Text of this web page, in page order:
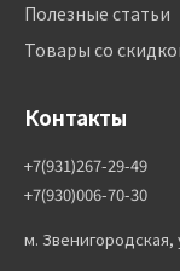
Полезные статьи
Товары со
Контакты
+7(931)267-29-49
+7(930)006-70-30
м. Звенигородская,